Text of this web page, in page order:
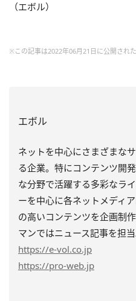
（エボル）
※この記事は2022年06月21日に公開され
エボル
ネットを中心にさまざまな
る企業。特にコンテンツ開
な分野で活躍する多彩なラ
ーを中心に各ネットメディ
の高いコンテンツを企画制
マンではニュース記事を担当
https://e-vol.co.jp
https://pro-web.jp